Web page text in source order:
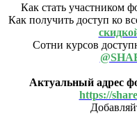
Как стать участником
Как получить доступ ко
Сотни курсов
Актуальный адрес
https://